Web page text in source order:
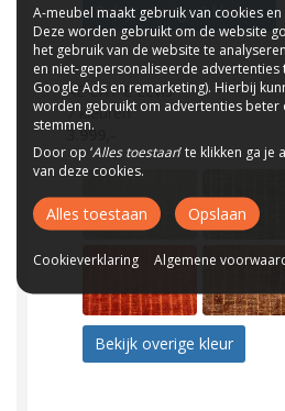
Bekijk overige 2 kleuren
AE CAT E Levis
7 kleuren
3.999,-
Bekijk overige kleur
A-meubel maakt gebruik van cookies
Deze worden gebruikt om de website
het gebruik van de website te
en niet-gepersonaliseerde
Google Ads en remarketing). Hierbij
worden gebruikt om advertenties beter
stemmen.
Door op ‘Alles toestaan’ te klikken ga
van deze cookies.
Alles toestaan Opslaan
Cookieverklaring Algemene